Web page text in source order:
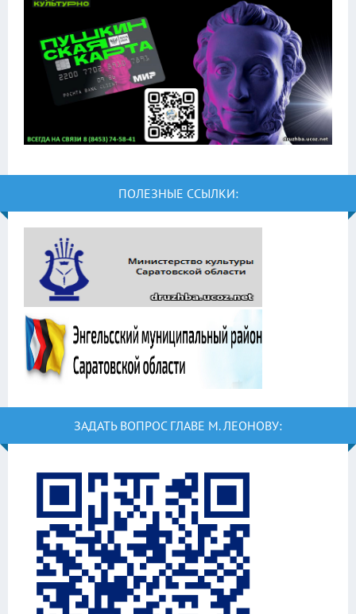
ПОЛЕЗНЫЕ ССЫЛКИ:
ЗАДАТЬ ВОПРОС ГЛАВЕ М. ЛЕОНОВУ: